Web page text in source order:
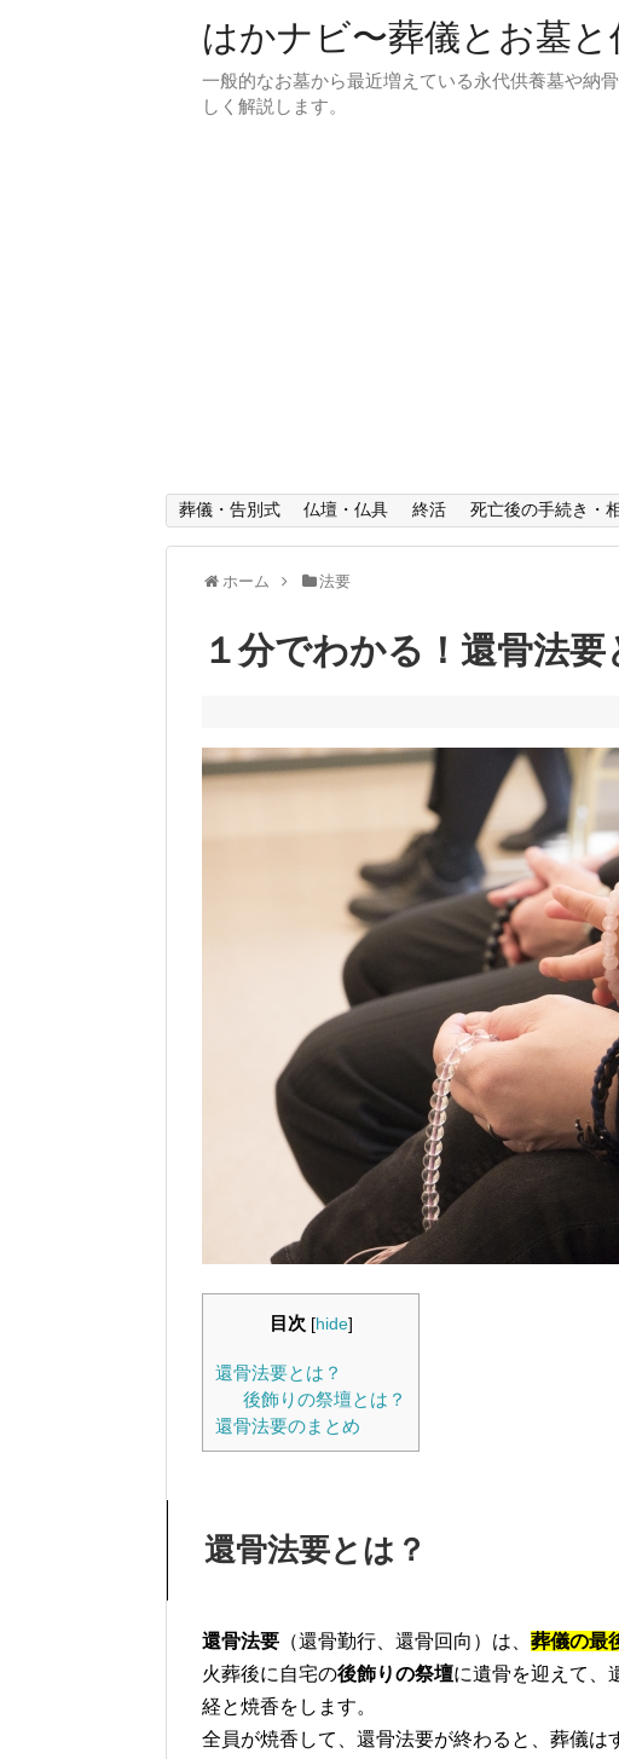
はかナビ〜葬儀とお墓
一般的なお墓から最近増えている永代供養墓や納
しく解説します。
葬儀・告別式 仏壇・仏具 終活 死亡後の手続き・
ホーム 法要
１分でわかる！還骨法要
目次 [hide]
還骨法要とは？
後飾りの祭壇とは？
還骨法要のまとめ
還骨法要とは？
還骨法要 （還骨勤行、還骨回向）は、 葬儀の最
火葬後に自宅の後飾りの祭壇に遺骨を迎えて、
経と焼香をします。
全員が焼香して、還骨法要が終わると、葬儀は